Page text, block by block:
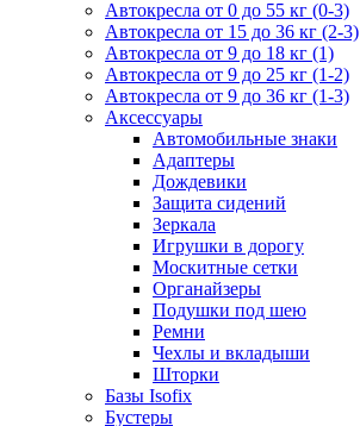
Автокресла от 0 до 55 кг (0-3)
Автокресла от 15 до 36 кг (2-3)
Автокресла от 9 до 18 кг (1)
Автокресла от 9 до 25 кг (1-2)
Автокресла от 9 до 36 кг (1-3)
Аксессуары
Автомобильные знаки
Адаптеры
Дождевики
Защита сидений
Зеркала
Игрушки в дорогу
Москитные сетки
Органайзеры
Подушки под шею
Ремни
Чехлы и вкладыши
Шторки
Базы Isofix
Бустеры